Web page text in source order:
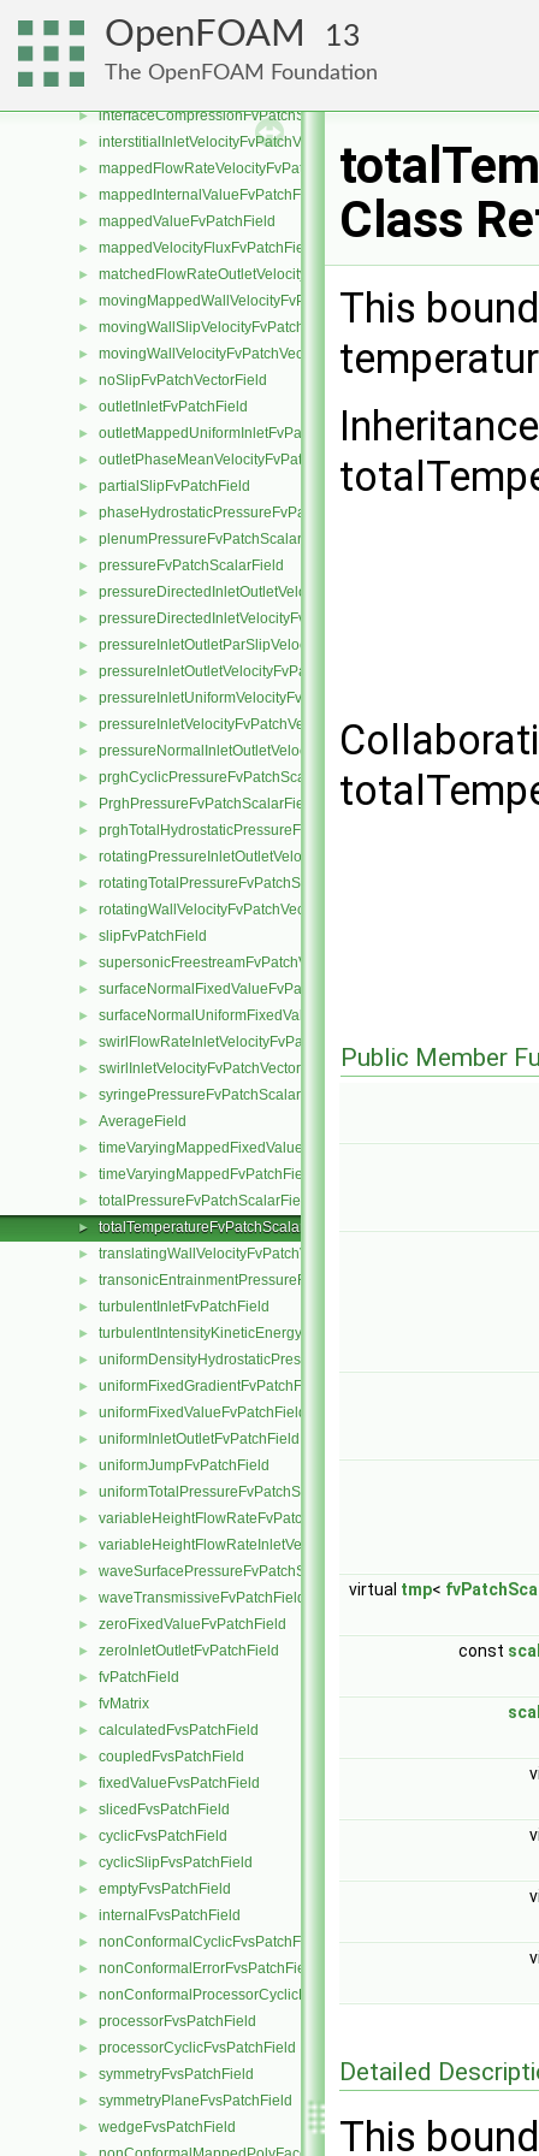
OpenFOAM 13
The OpenFOAM Foundation
► freestreamVelocityFvPatchVectorField
► inletOutletFvPatchField
►
► interfaceCompressionFvPatchScalarField
► interstitialInletVelocityFvPatchVectorField
► mappedFlowRateVelocityFvPatchVectorField
► mappedInternalValueFvPatchField
► mappedValueFvPatchField
► mappedVelocityFluxFvPatchField
► matchedFlowRateOutletVelocityFvPatchVectorField
► movingMappedWallVelocityFvPatchVectorField
► movingWallSlipVelocityFvPatchVectorField
► movingWallVelocityFvPatchVectorField
► noSlipFvPatchVectorField
► outletInletFvPatchField
► outletMappedUniformInletFvPatchField
► outletPhaseMeanVelocityFvPatchVectorField
► partialSlipFvPatchField
► phaseHydrostaticPressureFvPatchScalarField
► plenumPressureFvPatchScalarField
► pressureFvPatchScalarField
► pressureDirectedInletOutletVelocityFvPatchVectorField
► pressureDirectedInletVelocityFvPatchVectorField
► pressureInletOutletParSlipVelocityFvPatchVectorField
► pressureInletOutletVelocityFvPatchVectorField
► pressureInletUniformVelocityFvPatchVectorField
► pressureInletVelocityFvPatchVectorField
► pressureNormalInletOutletVelocityFvPatchVectorField
► prghCyclicPressureFvPatchScalarField
► PrghPressureFvPatchScalarField
► prghTotalHydrostaticPressureFvPatchScalarField
► rotatingPressureInletOutletVelocityFvPatchVectorField
► rotatingTotalPressureFvPatchScalarField
► rotatingWallVelocityFvPatchVectorField
► slipFvPatchField
► supersonicFreestreamFvPatchVectorField
► surfaceNormalFixedValueFvPatchVectorField
► surfaceNormalUniformFixedValueFvPatchVectorField
► swirlFlowRateInletVelocityFvPatchVectorField
► swirlInletVelocityFvPatchVectorField
► syringePressureFvPatchScalarField
► AverageField
► timeVaryingMappedFixedValueFvPatchField
► timeVaryingMappedFvPatchField
► totalPressureFvPatchScalarField
► totalTemperatureFvPatchScalarField
► translatingWallVelocityFvPatchVectorField
► transonicEntrainmentPressureFvPatchScalarField
► turbulentInletFvPatchField
► turbulentIntensityKineticEnergyInletFvPatchScalarField
► uniformDensityHydrostaticPressureFvPatchScalarField
► uniformFixedGradientFvPatchField
► uniformFixedValueFvPatchField
► uniformInletOutletFvPatchField
► uniformJumpFvPatchField
► uniformTotalPressureFvPatchScalarField
► variableHeightFlowRateFvPatchScalarField
► variableHeightFlowRateInletVelocityFvPatchVectorField
► waveSurfacePressureFvPatchScalarField
► waveTransmissiveFvPatchField
► zeroFixedValueFvPatchField
► zeroInletOutletFvPatchField
► fvPatchField
► fvMatrix
► calculatedFvsPatchField
► coupledFvsPatchField
► fixedValueFvsPatchField
► slicedFvsPatchField
► cyclicFvsPatchField
► cyclicSlipFvsPatchField
► emptyFvsPatchField
► internalFvsPatchField
► nonConformalCyclicFvsPatchField
► nonConformalErrorFvsPatchField
► nonConformalProcessorCyclicFvsPatchField
► processorFvsPatchField
► processorCyclicFvsPatchField
► symmetryFvsPatchField
► symmetryPlaneFvsPatchField
► wedgeFvsPatchField
Class
This
Public Member
virtual tmp<
const
Detailed
This